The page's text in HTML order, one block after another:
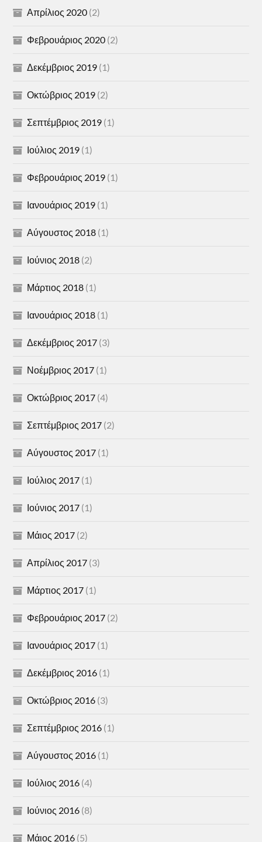
Απρίλιος 2020 (2)
Φεβρουάριος 2020 (2)
Δεκέμβριος 2019 (1)
Οκτώβριος 2019 (2)
Σεπτέμβριος 2019 (1)
Ιούλιος 2019 (1)
Φεβρουάριος 2019 (1)
Ιανουάριος 2019 (1)
Αύγουστος 2018 (1)
Ιούνιος 2018 (2)
Μάρτιος 2018 (1)
Ιανουάριος 2018 (1)
Δεκέμβριος 2017 (3)
Νοέμβριος 2017 (1)
Οκτώβριος 2017 (4)
Σεπτέμβριος 2017 (2)
Αύγουστος 2017 (1)
Ιούλιος 2017 (1)
Ιούνιος 2017 (1)
Μάιος 2017 (2)
Απρίλιος 2017 (3)
Μάρτιος 2017 (1)
Φεβρουάριος 2017 (2)
Ιανουάριος 2017 (1)
Δεκέμβριος 2016 (1)
Οκτώβριος 2016 (3)
Σεπτέμβριος 2016 (1)
Αύγουστος 2016 (1)
Ιούλιος 2016 (4)
Ιούνιος 2016 (8)
Μάιος 2016 (5)